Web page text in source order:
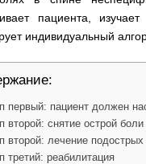
пациента,
индивидуальный
первый: пациент должен
второй: снятие острой боли
второй: лечение
третий: реабилитация